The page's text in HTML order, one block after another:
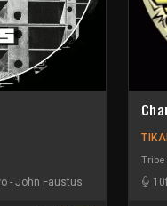
- John Faustus
Tribe